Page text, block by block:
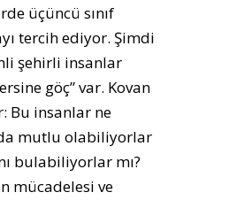
üçüncü sınıf
tercih ediyor. Şimdi
şehirli insanlar
göç” var. Kovan
Bu insanlar ne
mutlu olabiliyorlar
bulabiliyorlar mı?
mücadelesi ve